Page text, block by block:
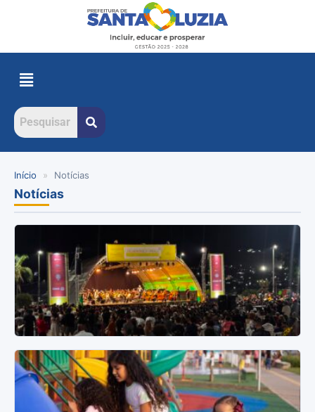
Início » Notícias
Notícias
8 de agosto de 2026
Filarmônica de Minas Gerais encanta público e
lota Praça da Juventude em Santa Luzia
Concerto gratuito reuniu famílias inteiras no bairro São